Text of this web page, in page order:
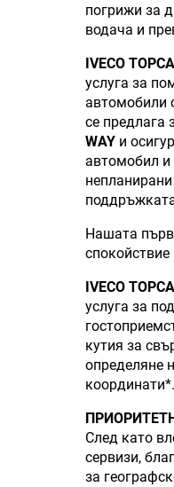
погрижи за
водача и
IVECO
услуга за
автомобили
се предлага
WAY и
автомобил и
Нашата
спокойствие
IVECO
услуга за
кутия за
определяне
координати*.
След като
сервизи,
за